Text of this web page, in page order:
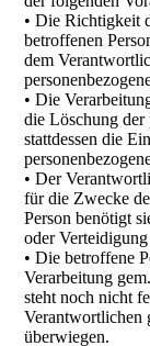
• Die Richtigkeit
betroffenen
dem
• Die
die Löschung der
stattdessen die
• Der
für die Zwecke
Person benötigt
oder
• Die betroffene
Verarbeitung
steht noch nicht
Verantwortlichen
überwiegen.